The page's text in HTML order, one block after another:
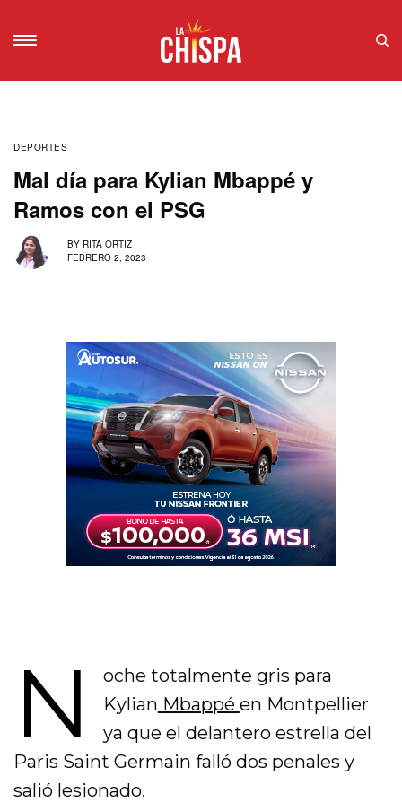
DEPORTES
Mal día para Kylian Mbappé y
Ramos con el PSG
BY RITA ORTIZ
FEBRERO 2, 2023
N
oche totalmente gris para
Kylian Mbappé en Montpellier
ya que el delantero estrella del
Paris Saint Germain falló dos penales y
salió lesionado.